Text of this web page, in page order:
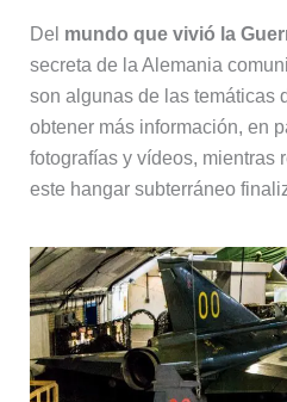
Del mundo que vivió la
secreta de la Alemania
son algunas de las temáticas
obtener más información, en
fotografías y vídeos, mientras
este hangar subterráneo